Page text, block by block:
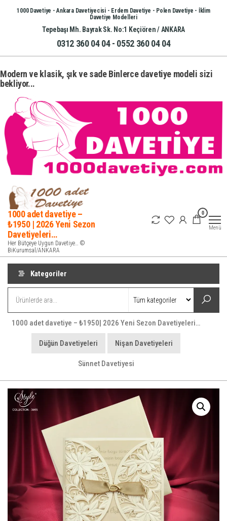
İçeriğe1000 Davetiye - Ankara Davetiyecisi - Erdem Davetiye - Polen Davetiye - İklim
Davetiye Modelleri
Tepebaşı Mh. Bayrak Sk. No:1 Keçiören / ANKARA
0312 360 04 04 - 0552 360 04 04
Modern ve klasik, şık ve sade Binlerce davetiye modeli sizi
bekliyor...
1000 adet davetiye –
₺1950 | 2026 Yeni Sezon
Davetiyeleri…
Her Bütçeye Uygun Davetiye… ©
BiKurumsal/ANKARA
0
Menü
Kategoriler
1000 adet davetiye – ₺1950| 2026 Yeni Sezon Davetiyeleri…
Düğün Davetiyeleri Nişan Davetiyeleri
Sünnet Davetiyesi